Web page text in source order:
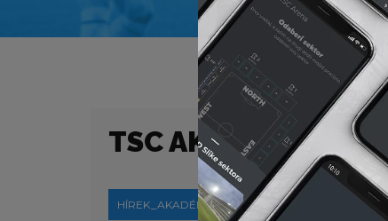
TSC AKADÉMIA –
HÍREK_AKADÉMIA 2020-10-05